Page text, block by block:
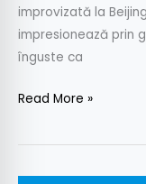
improvizată la
impresionează prin
înguste ca
Read More »